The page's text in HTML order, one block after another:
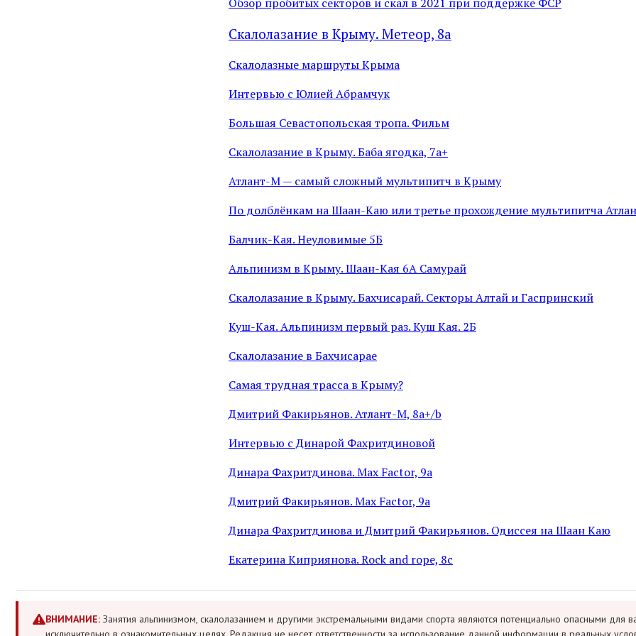
Скалолазание в Крыму. Метеор, 8а
Скалолазные маршруты Крыма
Интервью с Юлией Абрамчук
Большая Севастопольская тропа. Фильм
Скалолазание в Крыму. Баба ягодка, 7а+
Атлант-М — самый сложный мультипитч в Крыму
По долблёнкам на Шаан-Каю или третье прохождение мультипитча
Балчик-Кая. Неуловимые 5Б
Альпинизм в Крыму. Шаан-Кая 6А Самурай
Скалолазание в Крыму. Бахчисарай. Секторы Алтай и Гаспринский
Куш-Кая. Альпинизм первый раз. Куш Кая. 2Б
Скалолазание в Бахчисарае
Самая трудная трасса в Крыму?
Дмитрий Факирьянов. Атлант-М, 8a+/b
Интервью с Динарой Фахритдиновой
Динара Фахритдинова. Max Factor, 9a
Дмитрий Факирьянов. Max Factor, 9a
Динара Фахритдинова и Дмитрий Факирьянов. Одиссея на Шаан Каю
Екатерина Киприянова. Rock and rope, 8c
ВНИМАНИЕ: Занятия альпинизмом, скалолазанием и другими экстремальными видами спорта являются потенциально опасными